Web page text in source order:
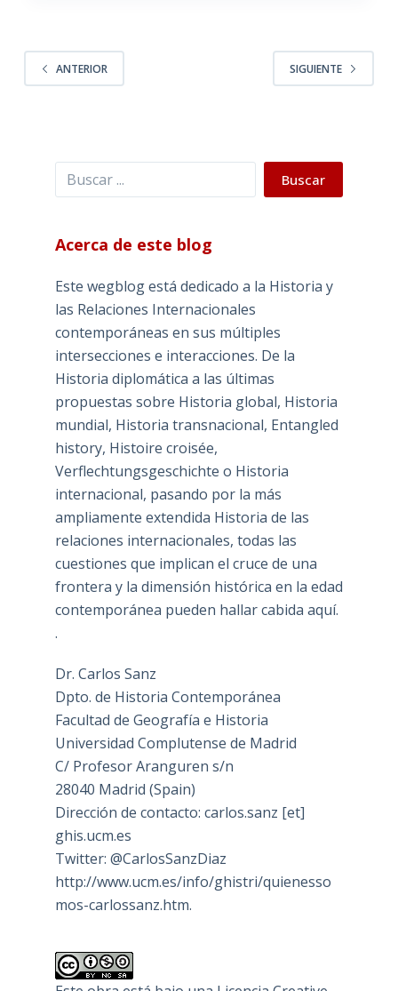
ANTERIOR SIGUIENTE
Buscar Buscar
Acerca de este blog
Este wegblog está dedicado a la Historia y
las Relaciones Internacionales
contemporáneas en sus múltiples
intersecciones e interacciones. De la
Historia diplomática a las últimas
propuestas sobre Historia global, Historia
mundial, Historia transnacional, Entangled
history, Histoire croisée,
Verflechtungsgeschichte o Historia
internacional, pasando por la más
ampliamente extendida Historia de las
relaciones internacionales, todas las
cuestiones que implican el cruce de una
frontera y la dimensión histórica en la edad
contemporánea pueden hallar cabida aquí.
.
Dr. Carlos Sanz
Dpto. de Historia Contemporánea
Facultad de Geografía e Historia
Universidad Complutense de Madrid
C/ Profesor Aranguren s/n
28040 Madrid (Spain)
Dirección de contacto: carlos.sanz [et]
ghis.ucm.es
Twitter: @CarlosSanzDiaz
http://www.ucm.es/info/ghistri/quienesso
mos-carlossanz.htm.